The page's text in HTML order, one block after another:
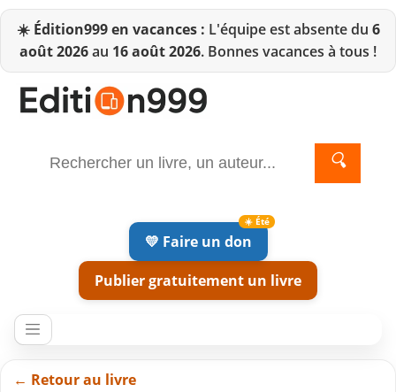
☀️ Édition999 en vacances : L'équipe est absente du 6
août 2026au 16 août 2026. Bonnes vacances à tous !
🔍
💛 Faire un don
Publier gratuitement un livre
← Retour au livre